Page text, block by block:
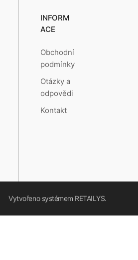
INFORM
ACE
Obchodní
podmínky
Otázky a
odpovědi
Kontakt
Vytvořeno systémem RETAILYS.